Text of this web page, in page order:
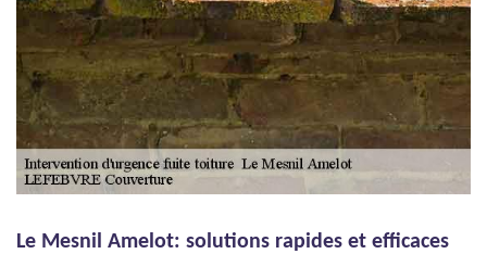
Le Mesnil Amelot: solutions rapides et efficaces